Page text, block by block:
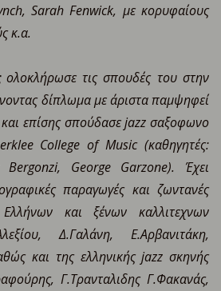
Sarah Fenwick, με κορυφαίους
κ.α.
ολοκλήρωσε τις σπουδές του στην
δίπλωμα με άριστα παμψηφεί
και επίσης σπούδασε jazz σαξοφωνο
College of Μusic (καθηγητές:
George Garzone). Έχει
παραγωγές και ζωντανές
και ξένων καλλιτεχνων
Δ.Γαλάνη, Ε.Αρβανιτάκη,
και της ελληνικής jazz σκηνής
Γ.Τρανταλιδης Γ.Φακανάς,